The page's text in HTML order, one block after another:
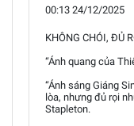
00:13 24/12/2025
KHÔNG CHÓI, ĐỦ
“Ánh quang của
“Ánh sáng Giáng
lòa, nhưng đủ rọi
Stapleton.